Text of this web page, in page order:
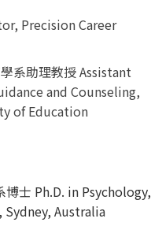
Precision Career
系助理教授 Assistant
and Counseling,
of Education
士 Ph.D. in Psychology,
Australia